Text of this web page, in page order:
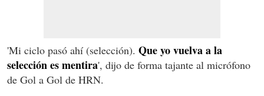
'Mi ciclo pasó ahí (selección). Que yo vuelva a la
selección es mentira', dijo de forma tajante al micrófono
de Gol a Gol de HRN.